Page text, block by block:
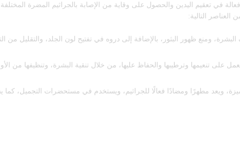
في تعقيم اليدين والحصول على وقاية من الإصابة بالجراثيم المضرة
التالية:
ومنع ظهور البثور، بالإضافة إلى دروه في تفتيح لون الجلد، والتقليل من
على تنعيمها وترطيبها والحفاظ عليها، من خلال تنقية البشرة، وتنظيفها من
ويعد مطهرًا ومضادًا فعالًا للجراثيم، ويستخدم في مستحضرات التجميل، كما